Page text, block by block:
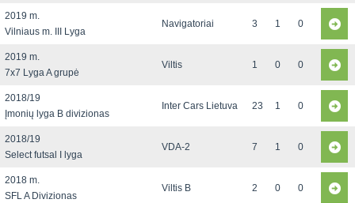
2019 m.
Vilniaus m. III Lyga
Navigatoriai 3 1 0
2019 m.
7x7 Lyga A grupė
Viltis 1 0 0
2018/19
Įmonių lyga B divizionas
Inter Cars Lietuva 23 1 0
2018/19
Select futsal I lyga
VDA-2 7 1 0
2018 m.
SFL A Divizionas
Viltis B 2 0 0